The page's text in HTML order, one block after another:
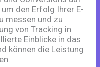
den Erfolg Ihrer E-
messen und zu
von Tracking in
Einblicke in das
können die Leistung